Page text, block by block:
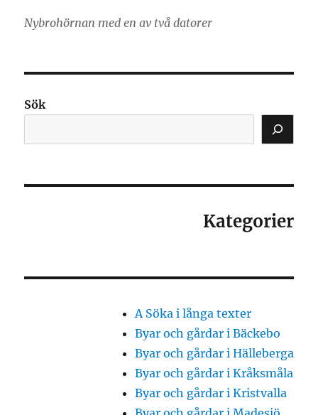
Nybrohörnan med en av två datorer
Sök
Kategorier
A Söka i långa texter
Byar och gårdar i Bäckebo
Byar och gårdar i Hälleberga
Byar och gårdar i Kråksmåla
Byar och gårdar i Kristvalla